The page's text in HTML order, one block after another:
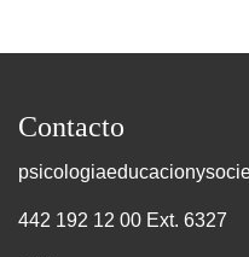
Contacto
442 192 12 00 Ext. 6327